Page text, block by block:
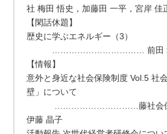
社 梅田 悟史，加藤田 一平，宮岸 佳
【閑話休題】
歴史に学ぶエネルギー（3）
…………………………… 前田
【情報】
意外と身近な社会保険制度 Vol.5 社
壁」について
…………………………藤社会保険
伊藤 晶子